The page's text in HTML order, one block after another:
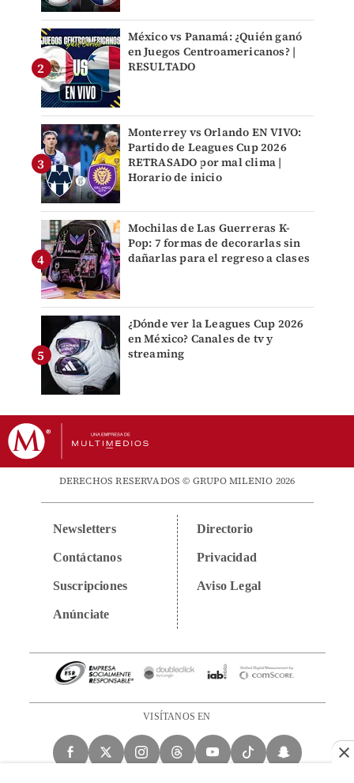
México vs Panamá: ¿Quién ganó
en Juegos Centroamericanos? |
RESULTADO
Monterrey vs Orlando EN VIVO:
Partido de Leagues Cup 2026
RETRASADO por mal clima |
Horario de inicio
Mochilas de Las Guerreras K-
Pop: 7 formas de decorarlas sin
dañarlas para el regreso a clases
¿Dónde ver la Leagues Cup 2026
en México? Canales de tv y
streaming
DERECHOS RESERVADOS © GRUPO MILENIO 2026
Newsletters
Contáctanos
Suscripciones
Anúnciate
Directorio
Privacidad
Aviso Legal
VISÍTANOS EN